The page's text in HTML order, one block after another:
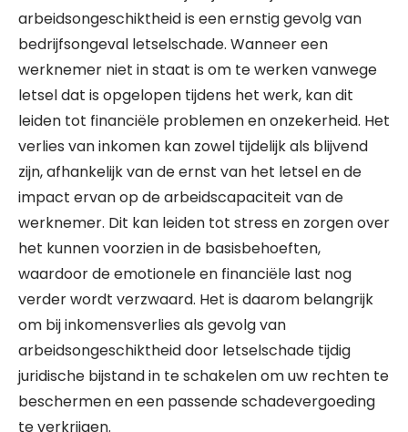
arbeidsongeschiktheid is een ernstig gevolg van
bedrijfsongeval letselschade. Wanneer een
werknemer niet in staat is om te werken vanwege
letsel dat is opgelopen tijdens het werk, kan dit
leiden tot financiële problemen en onzekerheid. Het
verlies van inkomen kan zowel tijdelijk als blijvend
zijn, afhankelijk van de ernst van het letsel en de
impact ervan op de arbeidscapaciteit van de
werknemer. Dit kan leiden tot stress en zorgen over
het kunnen voorzien in de basisbehoeften,
waardoor de emotionele en financiële last nog
verder wordt verzwaard. Het is daarom belangrijk
om bij inkomensverlies als gevolg van
arbeidsongeschiktheid door letselschade tijdig
juridische bijstand in te schakelen om uw rechten te
beschermen en een passende schadevergoeding
te verkrijgen.